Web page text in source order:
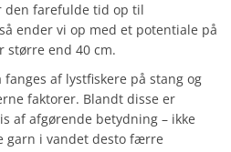
den farefulde tid op til
ender vi op med et potentiale på
større end 40 cm.
af lystfiskere på stang og
faktorer. Blandt disse er
af afgørende betydning – ikke
garn i vandet desto færre